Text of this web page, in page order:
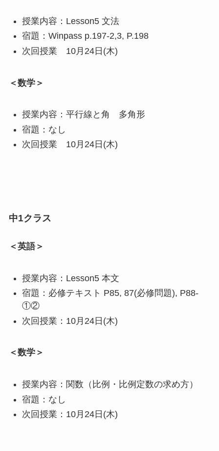
授業内容：Lesson5 文法
宿題：Winpass p.197-2,3, P.198
次回授業 10月24日(木)
＜数学＞
授業内容：平行線と角 多角形
宿題：なし
次回授業 10月24日(木)
中1クラス
＜英語＞
授業内容：Lesson5 本文
宿題：必修テキスト P85, 87(必修問題), P88-
①②
次回授業：10月24日(木)
＜数学＞
授業内容：関数（比例・比例定数の求め方）
宿題：なし
次回授業：10月24日(木)